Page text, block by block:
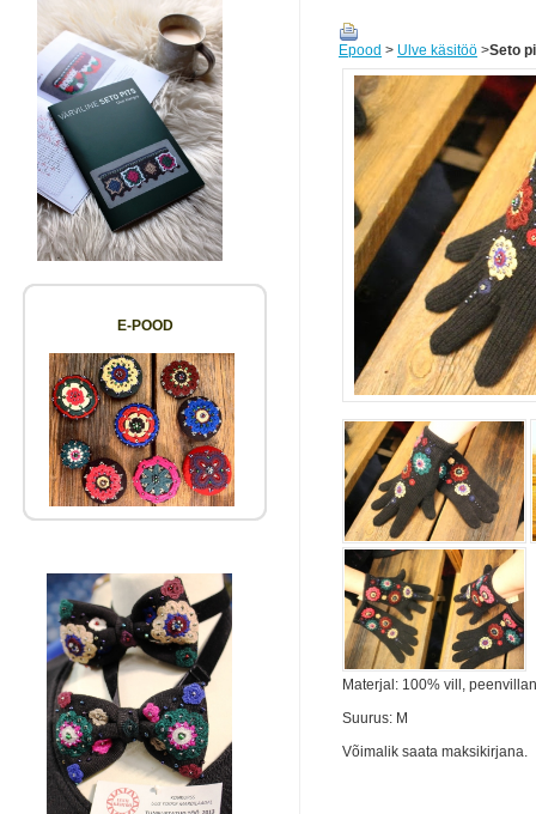
E-POOD
Epood > Ulve käsitöö >Seto
Materjal: 100% vill,
Suurus: M
Võimalik saata maksikirjana.